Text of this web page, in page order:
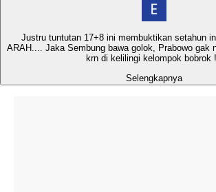
Justru tuntutan 17+8 ini membuktikan setahun
ARAH.... Jaka Sembung bawa golok, Prabowo gak
krn di kelilingi kelompok bobrok
Selengkapnya